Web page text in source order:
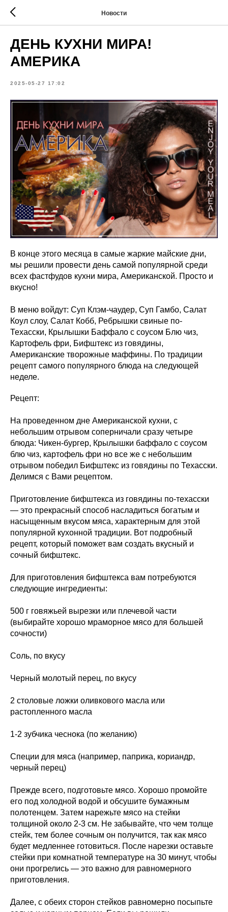
Новости
ДЕНЬ КУХНИ МИРА!
АМЕРИКА
2025-05-27 17:02
В конце этого месяца в самые жаркие майские дни,
мы решили провести день самой популярной среди
всех фастфудов кухни мира, Американской. Просто и
вкусно!
В меню войдут: Суп Клэм-чаудер, Суп Гамбо, Салат
Коул слоу, Салат Кобб, Ребрышки свиные по-
Техасски, Крылышки Баффало с соусом Блю чиз,
Картофель фри, Бифштекс из говядины,
Американские творожные маффины. По традиции
рецепт самого популярного блюда на следующей
неделе.
Рецепт:
На проведенном дне Американской кухни, с
небольшим отрывом соперничали сразу четыре
блюда: Чикен-бургер, Крылышки баффало с соусом
блю чиз, картофель фри но все же с небольшим
отрывом победил Бифштекс из говядины по Техасски.
Делимся с Вами рецептом.
Приготовление бифштекса из говядины по-техасски
— это прекрасный способ насладиться богатым и
насыщенным вкусом мяса, характерным для этой
популярной кухонной традиции. Вот подробный
рецепт, который поможет вам создать вкусный и
сочный бифштекс.
Для приготовления бифштекса вам потребуются
следующие ингредиенты:
500 г говяжьей вырезки или плечевой части
(выбирайте хорошо мраморное мясо для большей
сочности)
Соль, по вкусу
Черный молотый перец, по вкусу
2 столовые ложки оливкового масла или
растопленного масла
1-2 зубчика чеснока (по желанию)
Специи для мяса (например, паприка, кориандр,
черный перец)
Прежде всего, подготовьте мясо. Хорошо промойте
его под холодной водой и обсушите бумажным
полотенцем. Затем нарежьте мясо на стейки
толщиной около 2-3 см. Не забывайте, что чем толще
стейк, тем более сочным он получится, так как мясо
будет медленнее готовиться. После нарезки оставьте
стейки при комнатной температуре на 30 минут, чтобы
они прогрелись — это важно для равномерного
приготовления.
Далее, с обеих сторон стейков равномерно посыпьте